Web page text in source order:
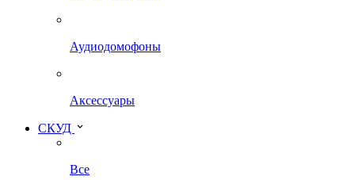
Аудиодомофоны
Аксессуары
СКУД
Все